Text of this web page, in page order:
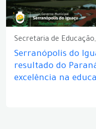
Secretaria de
Serranópolis do
resultado do
excelência na